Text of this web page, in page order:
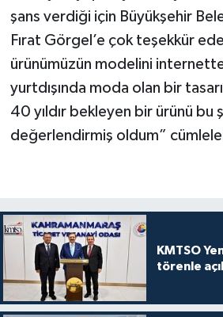
şans verdiği için Büyükşehir
Fırat Görgel’e çok teşekkür
ürünümüzün modelini
yurtdışında moda olan bir
40 yıldır bekleyen bir ürünü bu
değerlendirmiş oldum”
KMTSO
törenle